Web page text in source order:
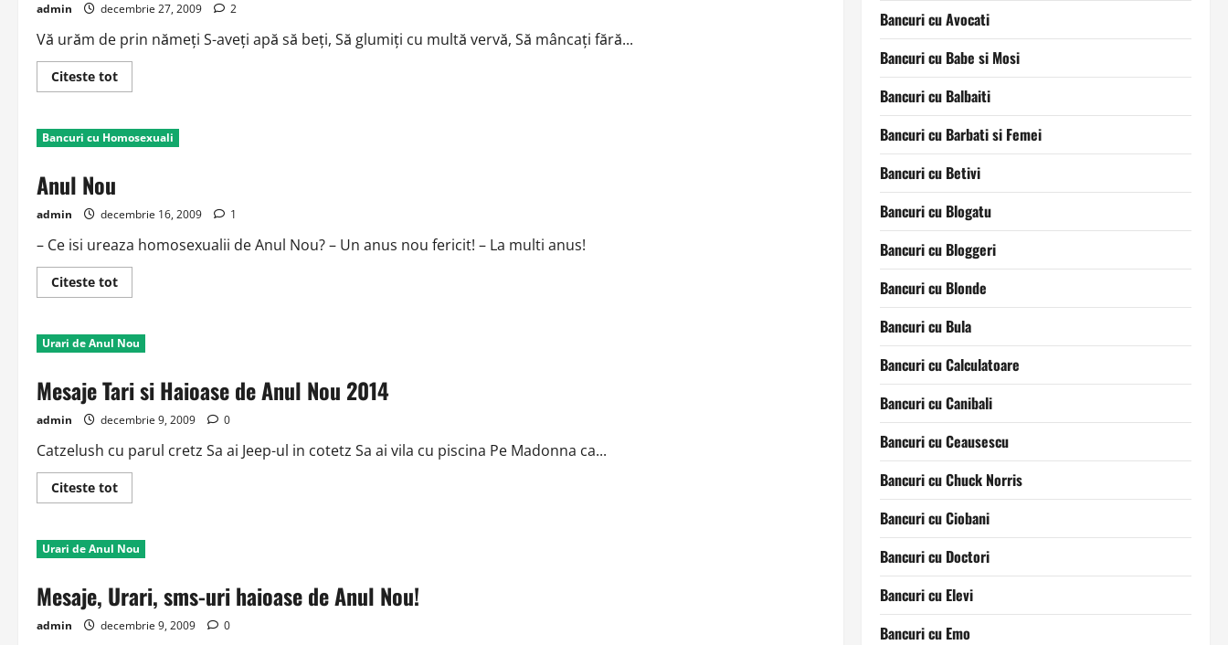
admin decembrie 27, 2009 2
Vă urăm de prin nămeţi S-aveţi apă să beţi, Să glumiţi cu multă vervă, Să mâncaţi fără...
Citeste totRead
more
DE
CRĂCIUN
ŞI
Bancuri cu Homosexuali
Anul Nou
admin decembrie 16, 2009 1
– Ce isi ureaza homosexualii de Anul Nou? – Un anus nou fericit! – La multi anus!
Citeste totRead
more
Nou
Urari de Anul Nou
Mesaje Tari si Haioase de Anul Nou 2014
admin decembrie 9, 2009 0
Catzelush cu parul cretz Sa ai Jeep-ul in cotetz Sa ai vila cu piscina Pe Madonna ca...
Citeste totRead
more
Tari
si
Haioase
Anul
Nou
Urari de Anul Nou
Mesaje, Urari, sms-uri haioase de Anul Nou!
admin decembrie 9, 2009 0
Bancuri cu Avocati
Bancuri cu Babe si Mosi
Bancuri cu Balbaiti
Bancuri cu Barbati si Femei
Bancuri cu Betivi
Bancuri cu Blogatu
Bancuri cu Bloggeri
Bancuri cu Blonde
Bancuri cu Bula
Bancuri cu Calculatoare
Bancuri cu Canibali
Bancuri cu Ceausescu
Bancuri cu Chuck Norris
Bancuri cu Ciobani
Bancuri cu Doctori
Bancuri cu Elevi
Bancuri cu Emo